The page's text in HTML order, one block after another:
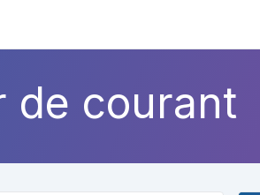
de courant